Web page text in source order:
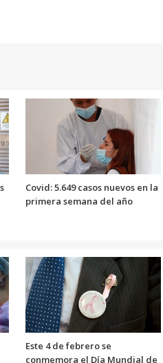
Covid: 5.649 casos nuevos en la
primera semana del año
Este 4 de febrero se
conmemora el Día Mundial de